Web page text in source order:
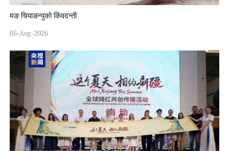
मङ चियाङन्युको किंवदन्ती
05-Aug-2026